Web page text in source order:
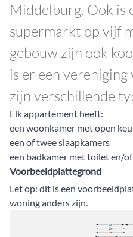
Middelburg. Ook is
supermarkt op vijf
gebouw zijn ook
is er een vereniging
zijn verschillende
Elk appartement heeft:
een woonkamer met open
een of twee slaapkamers
een badkamer met toilet en/
Voorbeeldplattegrond
Let op: dit is een
woning anders zijn.